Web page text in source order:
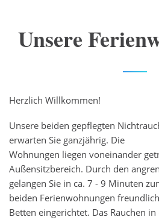
Unsere
Herzlich Willkommen!
Unsere beiden gepflegten
erwarten Sie ganzjährig. Die
Wohnungen liegen voneinander
Außensitzbereich. Durch den
gelangen Sie in ca. 7 - 9 Minuten
beiden Ferienwohnungen
Betten eingerichtet. Das Rauchen